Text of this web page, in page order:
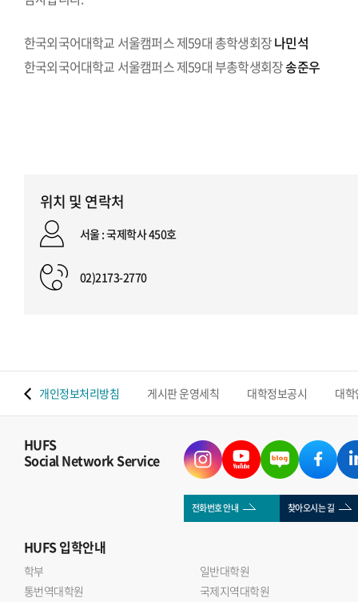
한국외국어대학교 서울캠퍼스 제59대 총학생회장나민석
한국외국어대학교 서울캠퍼스 제59대 부총학생회장송준우
위치 및 연락처
서울 : 국제학사 450호
02)2173-2770
개인정보처리방침 게시판 운영세칙 대학정보공시 대
HUFS
Social Network Service
전화번호 안내 찾아오시는 길
HUFS입학안내
학부
일반대학원
통번역대학원
국제지역대학원